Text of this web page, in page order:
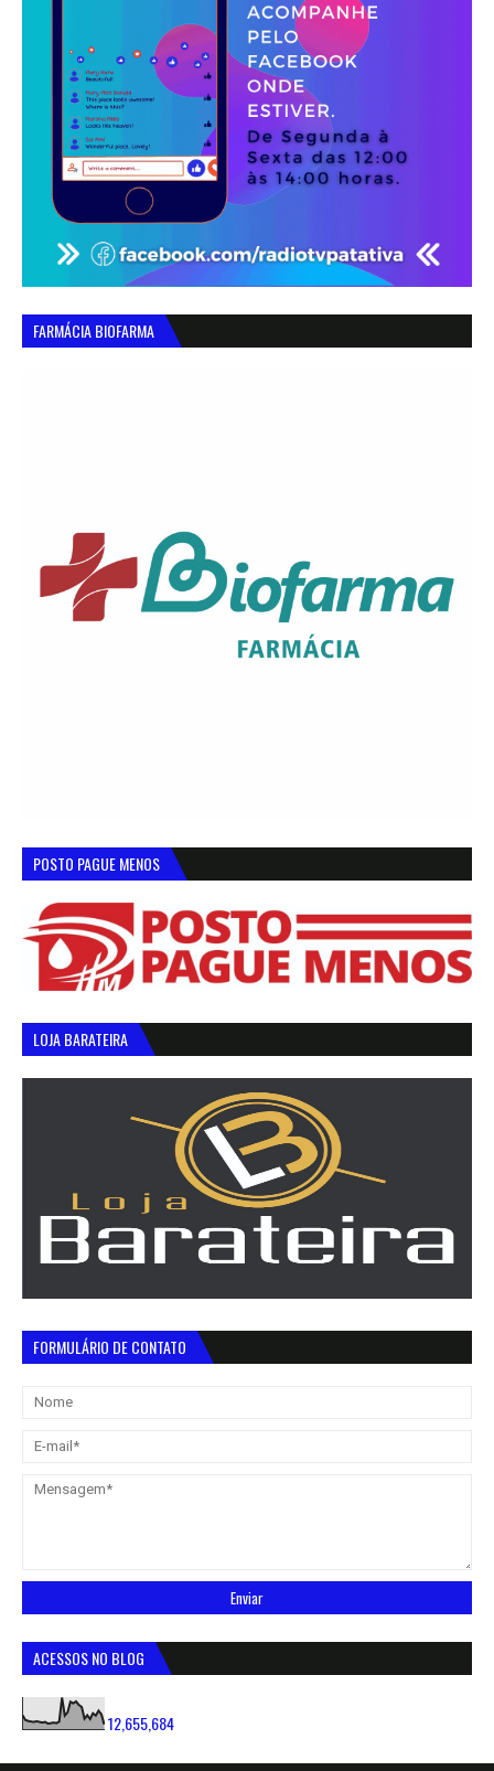
FARMÁCIA BIOFARMA
POSTO PAGUE MENOS
LOJA BARATEIRA
FORMULÁRIO DE CONTATO
ACESSOS NO BLOG
12,655,684